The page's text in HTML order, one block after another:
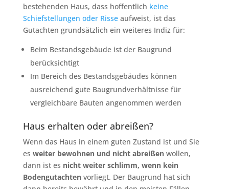
bestehenden Haus, dass hoffentlich keine
Schiefstellungen oder Risseaufweist, ist das
Gutachten grundsätzlich ein weiteres Indiz für:
Beim Bestandsgebäude ist der Baugrund
berücksichtigt
Im Bereich des Bestandsgebäudes können
ausreichend gute Baugrundverhältnisse für
vergleichbare Bauten angenommen werden
Haus erhalten oder abreißen?
Wenn das Haus in einem guten Zustand ist und Sie
es weiter bewohnen und nicht abreißenwollen,
dann ist es nicht weiter schlimm, wenn kein
Bodengutachtenvorliegt. Der Baugrund hat sich